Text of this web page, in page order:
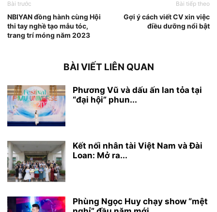
Bài trước
NBIYAN đồng hành cùng Hội
thi tay nghề tạo mẫu tóc,
trang trí móng năm 2023
Bài tiếp theo
Gợi ý cách viết CV xin việc
điều dưỡng nổi bật
BÀI VIẾT LIÊN QUAN
Phương Vũ và dấu ấn lan tỏa tại
“đại hội” phun...
Kết nối nhân tài Việt Nam và Đài
Loan: Mở ra...
Phùng Ngọc Huy chạy show “mệt